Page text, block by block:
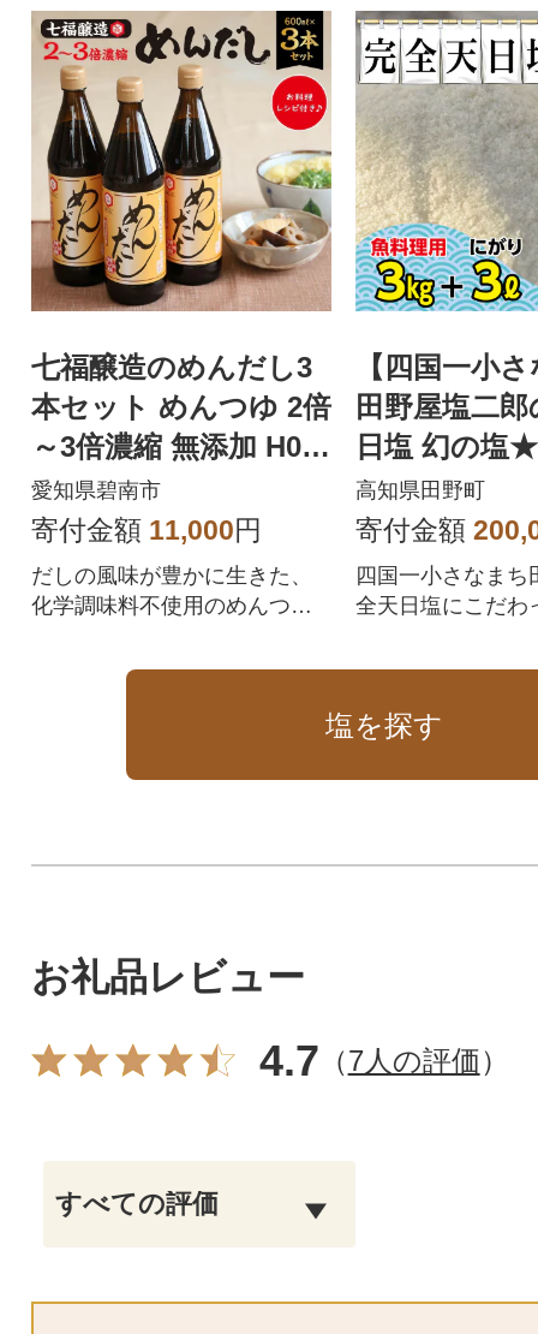
七福醸造のめんだし3
本セット めんつゆ 2倍
～3倍濃縮 無添加 H00
1-092
愛知県碧南市
寄付金額 11,000円
だしの風味が豊かに生きた、
化学調味料不使用のめんつゆ
【四国一小
田野屋塩二
日塩 幻の塩
★ 3kg
高知県田野町
寄付金額
四国一小さなまち
全天日塩にこだわ
えんじろう)」の”
なか手に入らない
塩を探す
お礼品レビュー
4.7 （7人の評価）